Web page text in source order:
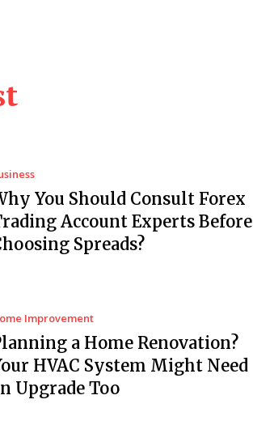
You Should Consult Forex
Account Experts Before
Spreads?
Improvement
a Home Renovation?
HVAC System Might Need
Upgrade Too